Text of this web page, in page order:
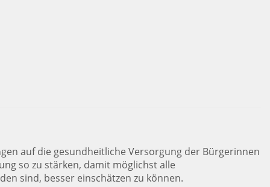
auf die gesundheitliche Versorgung der Bürgerinnen
so zu stärken, damit möglichst alle
sind, besser einschätzen zu können.